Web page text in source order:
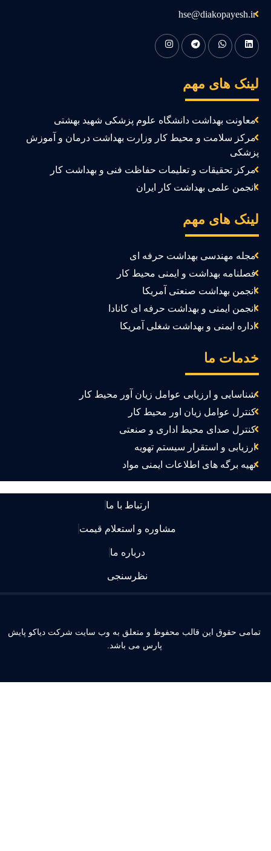
hse@diakopayesh.ir
های مهم
معاونت بهداشت دانشگاه علوم پزشکی شهید بهشتی
مرکز سلامت و محیط کار وزارت بهداشت درمان و آموزش
مرکز تحقیقات و تعلیمات حفاظت فنی و بهداشت کار
انجمن علمی بهداشت کار ایران
های مهم
مجله مهندسی بهداشت حرفه ای
فصلنامه بهداشت و ایمنی محیط کار
انجمن بهداشت صنعتی آمریکا
انجمن ایمنی و بهداشت حرفه ای کانادا
اداره ایمنی و بهداشت شغلی آمریکا
ما
شناسایی و ارزیابی عوامل زیان آور محیط کار
کنترل عوامل زیان اور محیط کار
کنترل صدای محیط اداری و صنعتی
ارزیابی و استقرار سیستم تهویه
تهیه برگه های اطلاعات ایمنی مواد
ارتباط با ما
مشاوره و استعلام قیمت
درباره ما
نظرسنجی
حقوق این قالب محفوظ و متعلق به وب سایت شرکت دیاکو پایش
پارس می باشد.